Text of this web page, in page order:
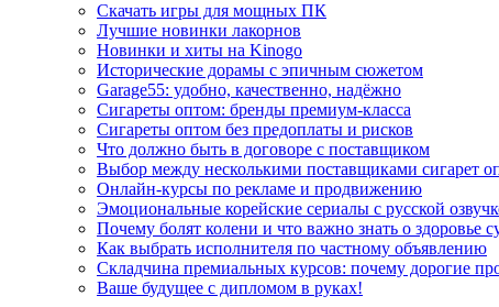
Скачать игры для мощных ПК
Лучшие новинки лакорнов
Новинки и хиты на Kinogo
Исторические дорамы с эпичным сюжетом
Garage55: удобно, качественно, надёжно
Сигареты оптом: бренды премиум-класса
Сигареты оптом без предоплаты и рисков
Что должно быть в договоре с поставщиком
Выбор между несколькими поставщиками сигарет
Онлайн-курсы по рекламе и продвижению
Эмоциональные корейские сериалы с русской
Почему болят колени и что важно знать о здоровье
Как выбрать исполнителя по частному объявлению
Складчина премиальных курсов: почему дорогие
Ваше будущее с дипломом в руках!